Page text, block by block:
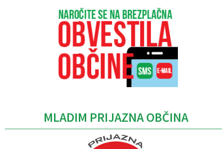
MLADIM PRIJAZNA OBČINA